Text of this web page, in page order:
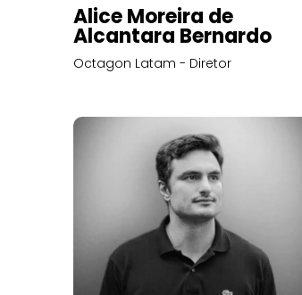
Alice Moreira de
Alcantara Bernardo
Octagon Latam - Diretor